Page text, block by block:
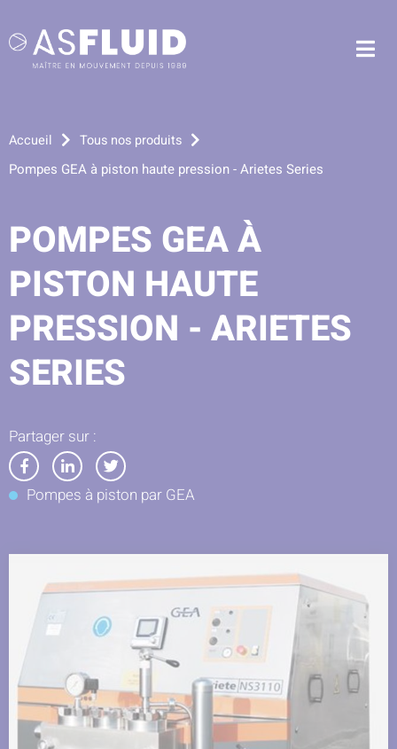
Aller à la recherche
Accueil Tous nos produits
Pompes GEA à piston haute pression - Arietes Series
POMPES GEA À
PISTON HAUTE
PRESSION - ARIETES
SERIES
Partager sur :
Partager
sur
Partager
sur
Partager
sur
Pompes à piston par GEA